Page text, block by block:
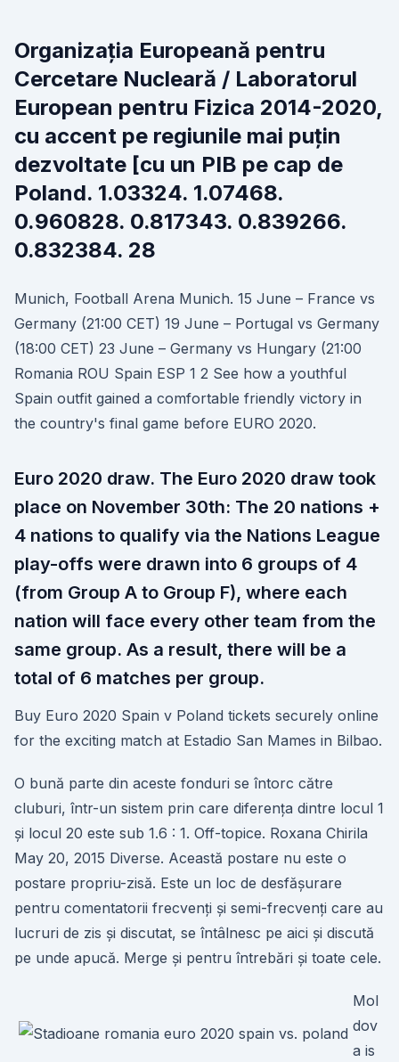
Organizația Europeană pentru
Cercetare Nucleară / Laboratorul
European pentru Fizica 2014-2020,
cu accent pe regiunile mai puțin
dezvoltate [cu un PIB pe cap de
Poland. 1.03324. 1.07468.
0.960828. 0.817343. 0.839266.
0.832384. 28
Munich, Football Arena Munich. 15 June – France vs
Germany (21:00 CET) 19 June – Portugal vs Germany
(18:00 CET) 23 June – Germany vs Hungary (21:00
Romania ROU Spain ESP 1 2 See how a youthful
Spain outfit gained a comfortable friendly victory in
the country's final game before EURO 2020.
Euro 2020 draw. The Euro 2020 draw took
place on November 30th: The 20 nations +
4 nations to qualify via the Nations League
play-offs were drawn into 6 groups of 4
(from Group A to Group F), where each
nation will face every other team from the
same group. As a result, there will be a
total of 6 matches per group.
Buy Euro 2020 Spain v Poland tickets securely online
for the exciting match at Estadio San Mames in Bilbao.
O bună parte din aceste fonduri se întorc către
cluburi, într-un sistem prin care diferența dintre locul 1
și locul 20 este sub 1.6 : 1. Off-topice. Roxana Chirila
May 20, 2015 Diverse. Această postare nu este o
postare propriu-zisă. Este un loc de desfășurare
pentru comentatorii frecvenți și semi-frecvenți care au
lucruri de zis și discutat, se întâlnesc pe aici și discută
pe unde apucă. Merge și pentru întrebări și toate cele.
Mol
dov
a is